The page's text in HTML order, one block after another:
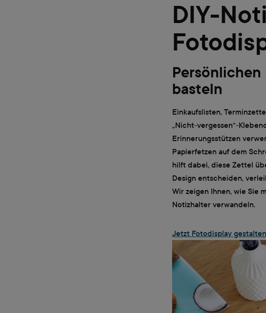
DIY-
basteln
Einkaufslisten,
„Nicht-vergessen“-
Erinnerungsstützen
Papierfetzen auf dem
hilft dabei, diese Zettel
Design entscheiden,
Wir zeigen Ihnen, wie Sie
Notizhalter verwandeln.
Jetzt Fotodisplay gestalten